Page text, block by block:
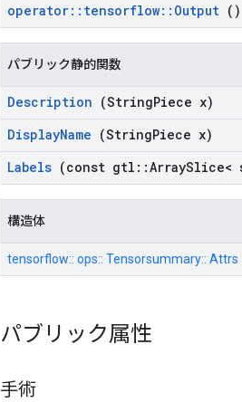
operator:: tensorflow:: Output
パブリック静的関数
Description (StringPiece x)
DisplayName (StringPiece x)
Labels (const gtl ::ArraySlice<
構造体
tensorflow:: ops:: Tensorsummary:: Attrs
パブリック属性
手術